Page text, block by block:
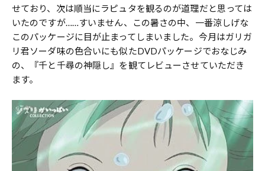
せており、次は順当にラピュタを観るのが道理だと思っては
いたのですが……すいません、この暑さの中、一番涼しげな
このパッケージに目が止まってしまいました。今月はガリガ
リ君ソーダ味の色合いにも似たDVDパッケージでおなじみ
の、『千と千尋の神隠し』を観てレビューさせていただき
ます。